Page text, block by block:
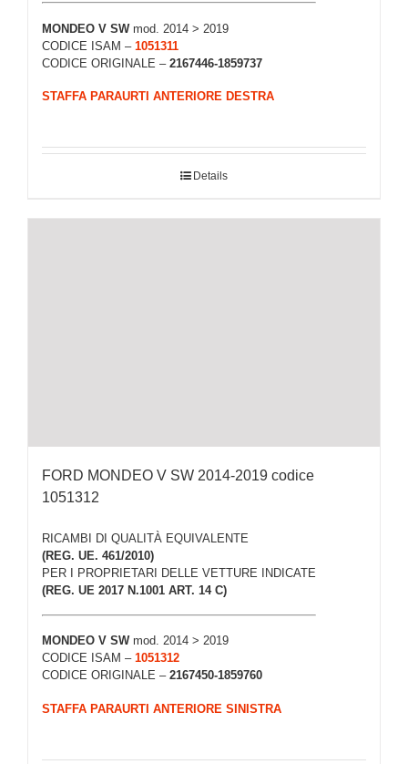
MONDEO V SW mod. 2014 > 2019
CODICE ISAM – 1051311
CODICE ORIGINALE – 2167446-1859737
STAFFA PARAURTI ANTERIORE DESTRA
Details
FORD MONDEO V SW 2014-2019 codice
1051312
RICAMBI DI QUALITÀ EQUIVALENTE
(REG. UE. 461/2010)
PER I PROPRIETARI DELLE VETTURE INDICATE
(REG. UE 2017 N.1001 ART. 14 C)
MONDEO V SW mod. 2014 > 2019
CODICE ISAM – 1051312
CODICE ORIGINALE – 2167450-1859760
STAFFA PARAURTI ANTERIORE SINISTRA